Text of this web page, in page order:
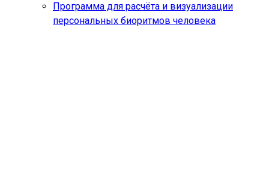
Программа для расчёта и визуализации
персональных биоритмов человека